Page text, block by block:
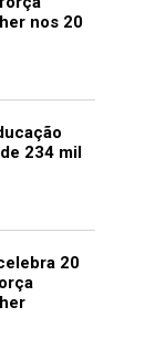
nos 20
234 mil
20